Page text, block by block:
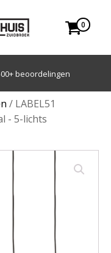
0
/ LABEL51
- 5-lichts